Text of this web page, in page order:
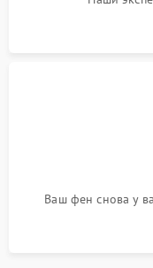
Ваш фен снова у